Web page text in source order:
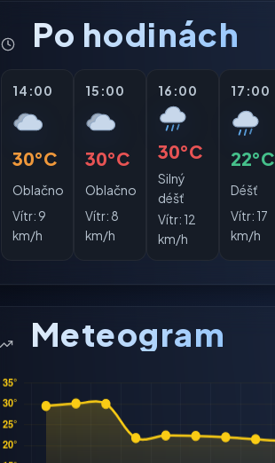
Po hodinách
14:00
30°C
Oblačno
Vítr: 9
km/h
15:00
30°C
Oblačno
Vítr: 8
km/h
16:00
30°C
Silný
déšť
Vítr: 12
km/h
17:00
22°C
Déšť
Vítr: 17
km/h
Meteogram